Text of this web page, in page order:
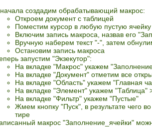
создадим обрабатывающий макрос:
Откроем документ с таблицей
Поместим курсор в любую пустую
Включим запись макроса, назвав его
Вручную наберем текст "-", затем
Остановим запись макроса
запустим "Экзекутор":
На вкладке "Макрос" укажем
На вкладке "Документ" отметим все
На вкладке "Область" укажем "Главная
На вкладке "Элемент" укажем "Таблица"
На вкладке "Фильтр" укажем "Пустые"
Жмем кнопку "Пуск", в результате чего
тире
макрос "Заполнение_ячейки"